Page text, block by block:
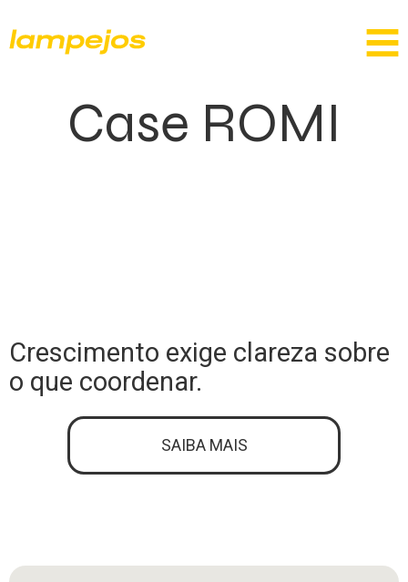
Case ROMI
Crescimento exige clareza sobre
o que coordenar.
SAIBA MAIS